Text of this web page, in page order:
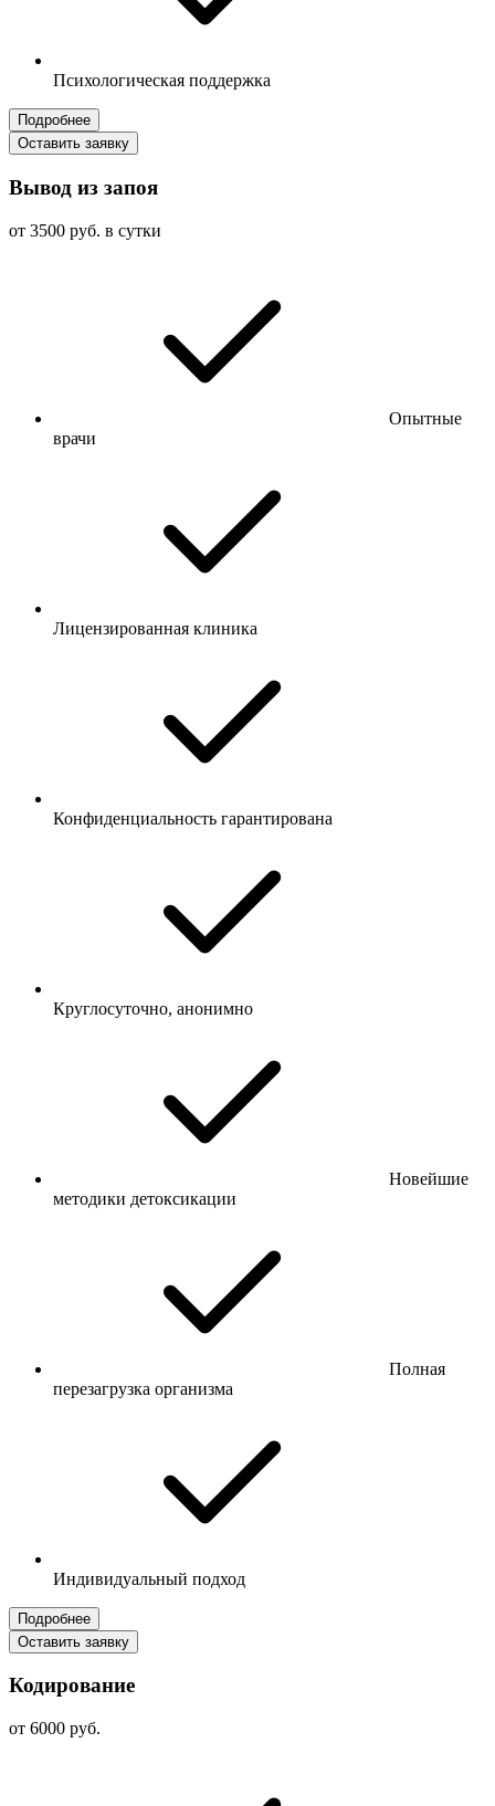
Психологическая поддержка
Подробнее
Оставить заявку
Вывод из запоя
от 3500 руб. в сутки
Опытные
врачи
Лицензированная клиника
Конфиденциальность гарантирована
Круглосуточно, анонимно
Новейшие
методики детоксикации
Полная
перезагрузка организма
Индивидуальный подход
Подробнее
Оставить заявку
Кодирование
от 6000 руб.